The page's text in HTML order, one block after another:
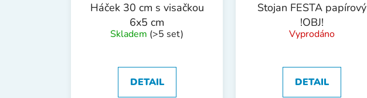
Háček 30 cm s visačkou
6x5 cm
Skladem (>5 set)
DETAIL
Stojan FESTA papírový
!OBJ!
Vyprodáno
DETAIL